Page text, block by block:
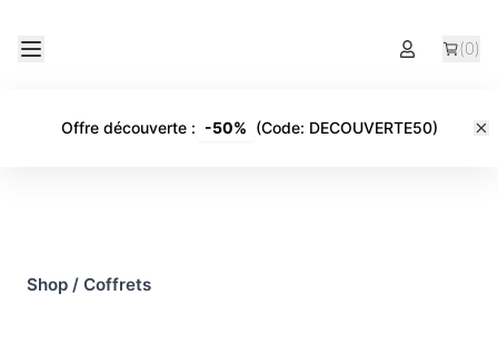
(0)
Offre découverte: -50% (Code: DECOUVERTE50)
Shop / Coffrets